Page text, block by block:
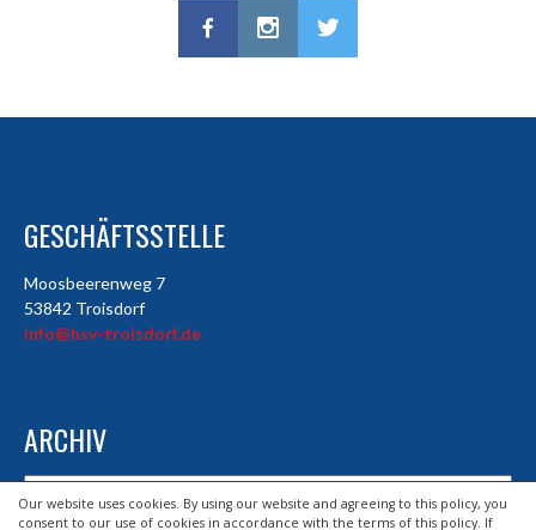
Our website uses cookies. By using our website and agreeing to this policy, you
consent to our use of cookies in accordance with the terms of this policy. If
GESCHÄFTSSTELLE
Moosbeerenweg 7
53842 Troisdorf
info@hsv-troisdorf.de
ARCHIV
Archiv